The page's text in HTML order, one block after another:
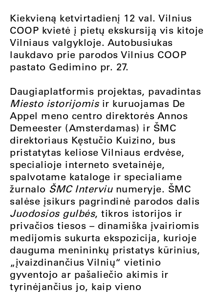
Kiekvieną ketvirtadienį 12 val. Vilnius
COOP kvietė į pietų ekskursiją vis kitoje
Vilniaus valgykloje. Autobusiukas
laukdavo prie parodos Vilnius COOP
pastato Gedimino pr. 27.
Daugiaplatformis projektas, pavadintas
Miesto istorijomisir kuruojamas De
Appel meno centro direktorės Annos
Demeester (Amsterdamas) ir ŠMC
direktoriaus Kęstučio Kuizino, bus
pristatytas keliose Vilniaus erdvėse,
specialioje interneto svetainėje,
spalvotame kataloge ir specialiame
žurnalo ŠMC Interviunumeryje. ŠMC
salėse įsikurs pagrindinė parodos dalis
Juodosios gulbės, tikros istorijos ir
privačios tiesos – dinamiška įvairiomis
medijomis sukurta ekspozicija, kurioje
dauguma menininkų pristatys kūrinius,
„įvaizdinančius Vilnių“ vietinio
gyventojo ar pašaliečio akimis ir
tyrinėjančius jo, kaip vieno